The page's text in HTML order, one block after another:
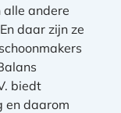
alle andere
daar zijn ze
biedt
en daarom